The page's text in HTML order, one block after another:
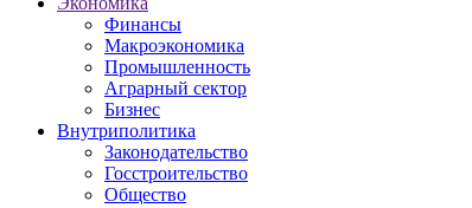
Финансы
Макроэкономика
Промышленность
Аграрный сектор
Бизнес
Внутриполитика
Законодательство
Госстроительство
Общество